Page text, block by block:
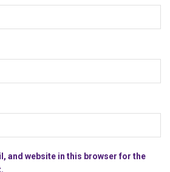
and website in this browser for the